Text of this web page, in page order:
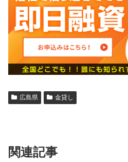
広島県 金貸し
関連記事